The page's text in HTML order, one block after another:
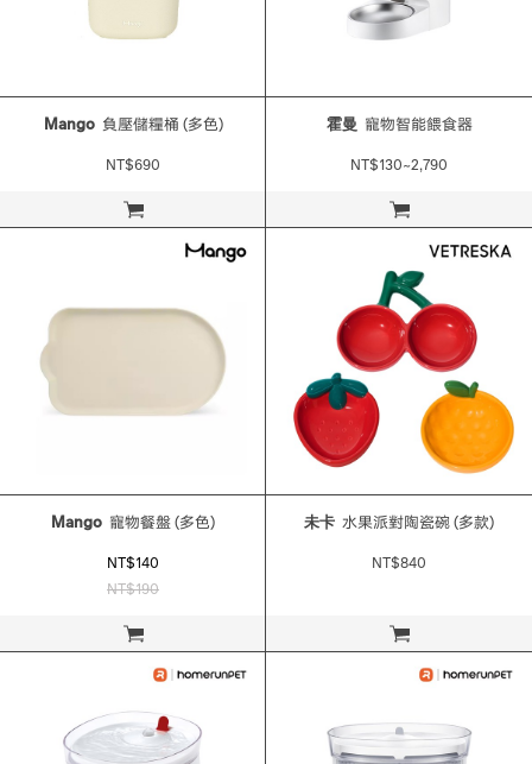
立即購買
Mango 負壓儲糧桶 (多色)
NT$690
立即購買
霍曼 寵物智能餵食器
NT$130~2,790
立即購買
Mango 寵物餐盤 (多色)
NT$140
NT$190
立即購買
未卡 水果派對陶瓷碗 (多款)
NT$840